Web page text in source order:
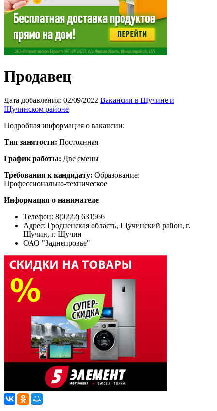
Продавец
Дата добавления: 02/09/2022 Вакансии в Щучине и
Щучинском районе
Подробная информация о вакансии:
Тип занятости: Постоянная
График работы: Две смены
Требования к кандидату: Образование:
Профессионально-техническое
Информация о нанимателе
Телефон: 8(0222) 631566
Адрес: Гродненская область, Щучинский район, г.
Щучин, г. Щучин
ОАО "Заднепровье"